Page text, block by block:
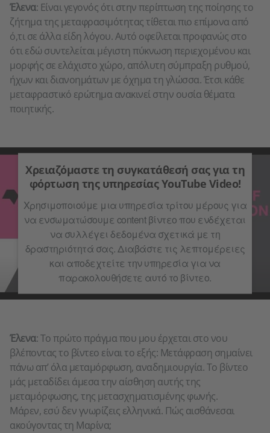
Έλενα: Είναι γεγονός ότι στην περίπτωση της ποίησης το
ζήτημα της μεταφρασιμότητας τίθεται πιο επίμονα από
ό,τι σε άλλα είδη λόγου. Αυτό οφείλεται προφανώς στο
ότι εδώ συντελείται μέγιστη πύκνωση περιεχομένου και
μορφής σε ελάχιστο χώρο, απόλυτη σύμπραξη ρυθμού,
ήχων και διανοημάτων με όχημα τη γλώσσα. Έτσι κάθε
μεταφραστικό ερώτημα ανακινεί στην ουσία θέματα
ποιητικής.
Χρειαζόμαστε τη συγκατάθεσή σας για τη
φόρτωση της υπηρεσίας YouTube Video!
Χρησιμοποιούμε μια υπηρεσία τρίτου μέρους για
να ενσωματώσουμε content βίντεο που ενδέχεται
να συλλέγει δεδομένα σχετικά με τη
δραστηριότητά σας. Διαβάστε τις λεπτομέρειες
και αποδεχτείτε την υπηρεσία για να
παρακολουθήσετε αυτό το βίντεο.
Έλενα: Το πρώτο πράγμα που μου έρχεται στο νου
βλέποντας το βίντεο είναι το εξής: Μετάφραση σημαίνει
πάνω απ’ όλα μεταμόρφωση, αναδημιουργία. Το βίντεο
μάς μεταδίδει άμεσα την αίσθηση αυτής της
μεταμόρφωσης, της μετασχηματισμένης φωνής.
Μάρεν, εσύ δεν γνωρίζεις ελληνικά. Πώς αισθάνεσαι
ακούγοντας τη Μαρίνα;